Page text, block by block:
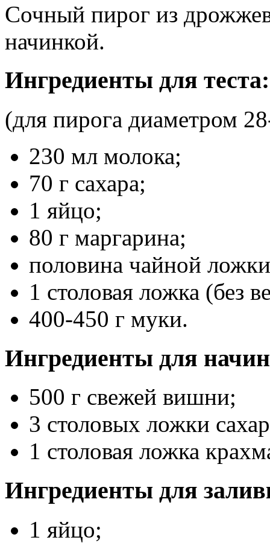
Сочный пирог из
начинкой.
Ингредиенты для теста:
(для пирога диаметром
230 мл молока;
70 г сахара;
1 яйцо;
80 г маргарина;
половина чайной
1 столовая ложка (без
400-450 г муки.
Ингредиенты для
500 г свежей вишни;
3 столовых ложки
1 столовая ложка
Ингредиенты для
1 яйцо;